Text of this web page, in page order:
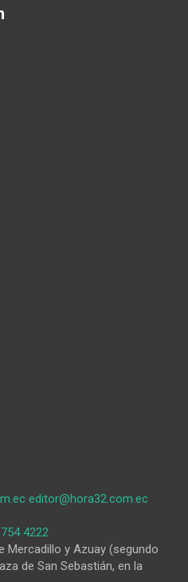
editor@hora32.com.ec
4222
Mercadillo y Azuay (segundo
de San Sebastián, en la